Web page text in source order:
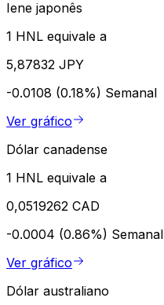
Iene japonês
1 HNL equivale a
5,87832 JPY
-0.0108 (0.18%) Semanal
Ver gráfico
Dólar canadense
1 HNL equivale a
0,0519262 CAD
-0.0004 (0.86%) Semanal
Ver gráfico
Dólar australiano